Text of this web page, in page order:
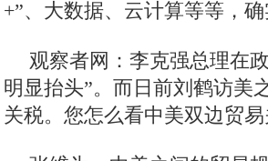
几乎都是货币宽松政策，讲
动经济结构调整、优化、升
今天使我们尝到了甜头。